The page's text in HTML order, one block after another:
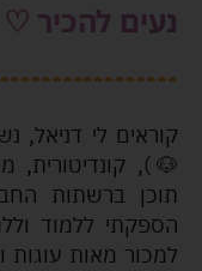
נעים להכיר ♡
קוראים לי דניאל,
🐶), קונדיטורית,
הספקתי ללמוד
למכור מאות עוגות